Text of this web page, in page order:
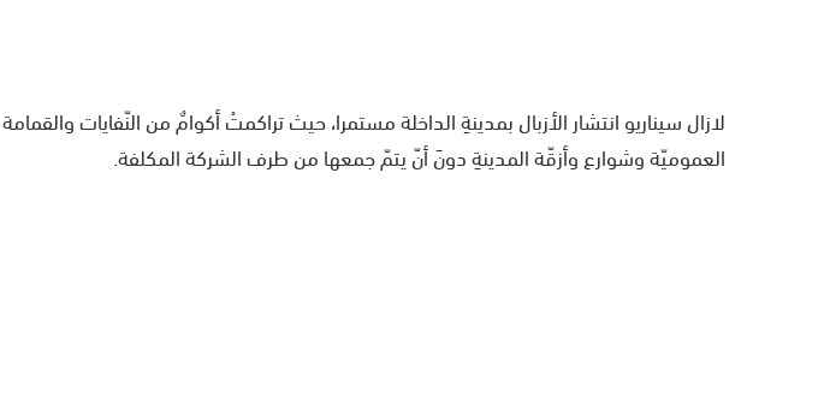
لازال سيناريو انتشار الأزبال بمدينةِ الداخلة مستمرا، حيث تراكمتْ أكوامٌ من النّفايات
العموميّة وشوارع وأزقّة المدينةِ دونَ أنّ يتمّ جمعها من طرف الشركة المكلفة.